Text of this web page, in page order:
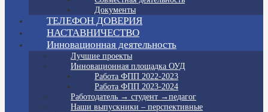
Документы
ТЕЛЕФОН ДОВЕРИЯ
НАСТАВНИЧЕСТВО
Инновационная деятельность
Лучшие проекты
Инновационная площадка ОУД
Работа ФПП 2022-2023
Работа ФПП 2023-2024
Работодатель → студент →педагог
Наши выпускники – перспективные